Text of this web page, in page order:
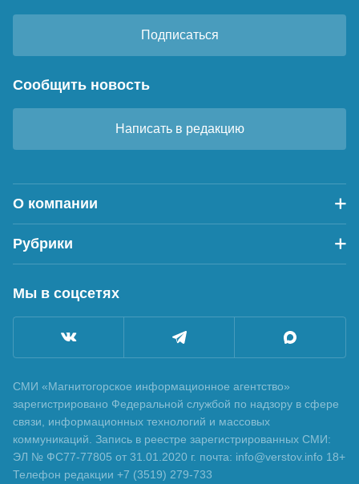
Подписаться
Сообщить новость
Написать в редакцию
О компании
Рубрики
Мы в соцсетях
СМИ «Магнитогорское информационное агентство»
зарегистрировано Федеральной службой по надзору в сфере
связи, информационных технологий и массовых
коммуникаций. Запись в реестре зарегистрированных СМИ:
ЭЛ № ФС77-77805 от 31.01.2020 г. почта: info@verstov.info 18+
Телефон редакции +7 (3519) 279-733